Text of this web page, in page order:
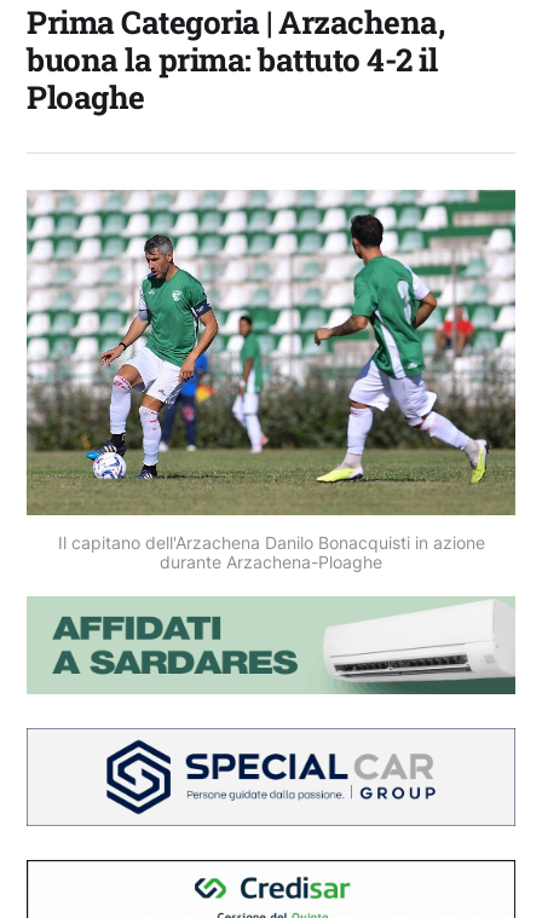
Prima Categoria | Arzachena,
buona la prima: battuto 4-2 il
Ploaghe
Il capitano dell'Arzachena Danilo Bonacquisti in azione
durante Arzachena-Ploaghe